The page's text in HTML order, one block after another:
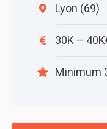
Lyon (69)
30K –
Minimum